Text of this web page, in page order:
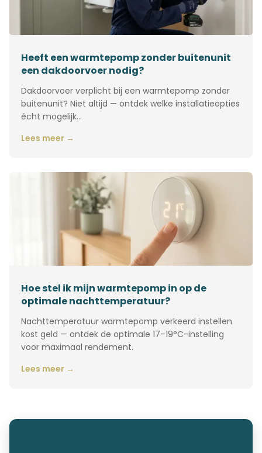
Heeft een warmtepomp zonder buitenunit
een dakdoorvoer nodig?
Dakdoorvoer verplicht bij een warmtepomp zonder
buitenunit? Niet altijd — ontdek welke installatieopties
écht mogelijk…
Lees meer →
Hoe stel ik mijn warmtepomp in op de
optimale nachttemperatuur?
Nachttemperatuur warmtepomp verkeerd instellen
kost geld — ontdek de optimale 17–19°C-instelling
voor maximaal rendement.
Lees meer →